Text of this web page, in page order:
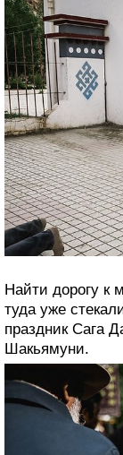
Найти дорогу к
туда уже
праздник Сага
Шакьямуни.